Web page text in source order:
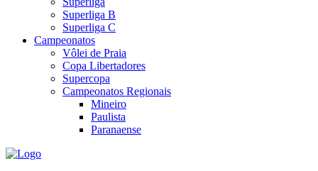
Superliga B
Superliga C
Campeonatos
Vôlei de Praia
Copa Libertadores
Supercopa
Campeonatos Regionais
Mineiro
Paulista
Paranaense